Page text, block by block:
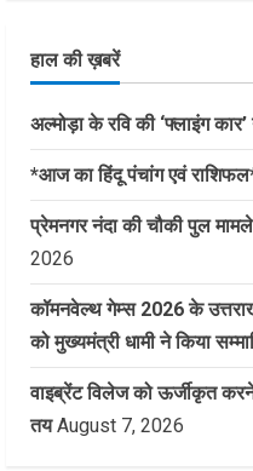
हाल की ख़बरें
अल्मोड़ा के रवि की ‘फ्लाइंग
*आज का हिंदू पंचांग एवं
प्रेमनगर नंदा की चौकी पुल
2026
कॉमनवेल्थ गेम्स 2026 के
को मुख्यमंत्री धामी ने किया
वाइब्रेंट विलेज को ऊर्जीकृत करने
तय August 7, 2026